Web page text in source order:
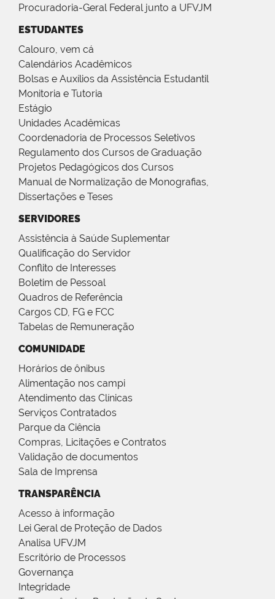
Procuradoria-Geral Federal junto a UFVJM
ESTUDANTES
Calouro, vem cá
Calendários Acadêmicos
Bolsas e Auxílios da Assistência Estudantil
Monitoria e Tutoria
Estágio
Unidades Acadêmicas
Coordenadoria de Processos Seletivos
Regulamento dos Cursos de Graduação
Projetos Pedagógicos dos Cursos
Manual de Normalização de Monografias,
Dissertações e Teses
SERVIDORES
Assistência à Saúde Suplementar
Qualificação do Servidor
Conflito de Interesses
Boletim de Pessoal
Quadros de Referência
Cargos CD, FG e FCC
Tabelas de Remuneração
COMUNIDADE
Horários de ônibus
Alimentação nos campi
Atendimento das Clínicas
Serviços Contratados
Parque da Ciência
Compras, Licitações e Contratos
Validação de documentos
Sala de Imprensa
TRANSPARÊNCIA
Acesso à informação
Lei Geral de Proteção de Dados
Analisa UFVJM
Escritório de Processos
Governança
Integridade